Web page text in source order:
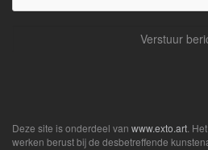
Deze site is onderdeel van www.exto.art .
werken berust bij de desbetreffende